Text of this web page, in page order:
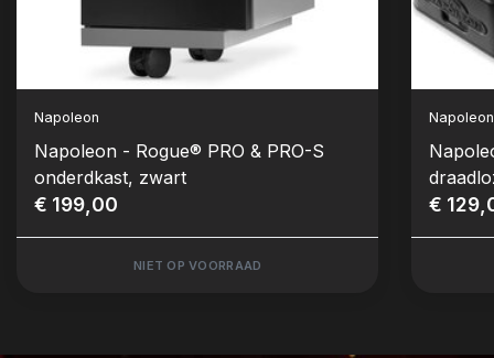
Napoleon
Napoleon - Rogue® PRO & PRO-S
onderdkast, zwart
€ 199,00
NIET OP VOORRAAD
Napoleon
€